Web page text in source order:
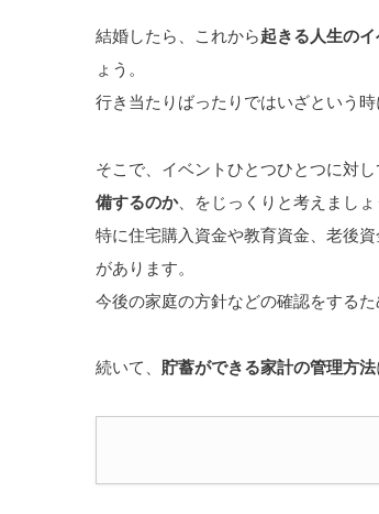
結婚したら、これから起きる人生の
ょう。
行き当たりばったりではいざという
そこで、イベントひとつひとつに対し
備するのか、をじっくりと考えましょ
特に住宅購入資金や教育資金、老後
があります。
今後の家庭の方針などの確認をする
続いて、 貯蓄ができる家計の管理方法